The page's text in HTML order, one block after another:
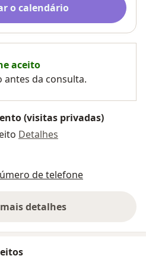
o calendário
aceito
antes da consulta.
(visitas privadas)
Detalhes
de telefone
detalhes
sobre o endereço